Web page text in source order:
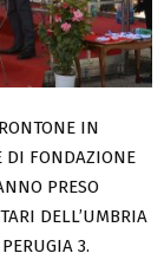
IN
DI FONDAZIONE
PRESO
DELL’UMBRIA
3.